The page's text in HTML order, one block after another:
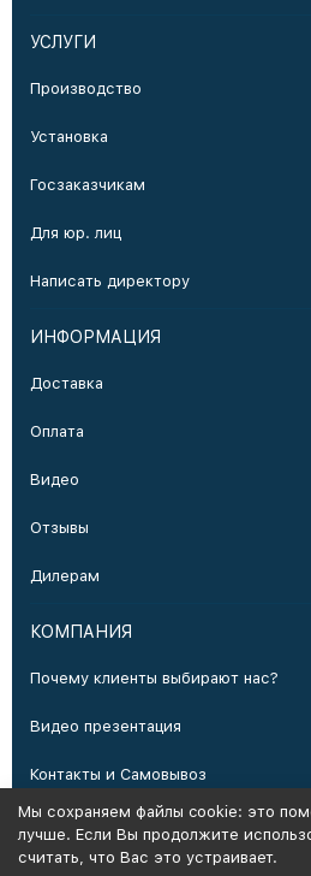
УСЛУГИ
Производство
Установка
Госзаказчикам
Для юр. лиц
Написать директору
ИНФОРМАЦИЯ
Доставка
Оплата
Видео
Отзывы
Дилерам
КОМПАНИЯ
Почему клиенты выбирают нас?
Видео презентация
Контакты и Самовывоз
Производство
Мы сохраняем файлы cookie: это
лучше. Если Вы продолжите
считать, что Вас это устраивает.